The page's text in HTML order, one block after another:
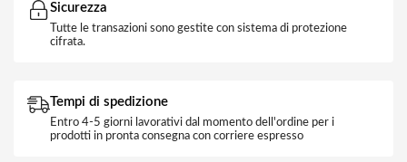
Sicurezza
Tutte le transazioni sono gestite con sistema di protezione
cifrata.
Tempi di spedizione
Entro 4-5 giorni lavorativi dal momento dell'ordine per i
prodotti in pronta consegna con corriere espresso